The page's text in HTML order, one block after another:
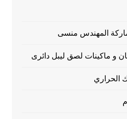
ماركة المهندس منسى
و ماكينات لصق ليبل دائرى
الحراري